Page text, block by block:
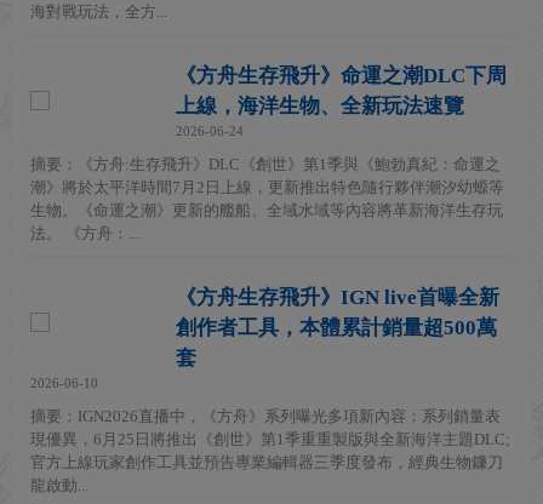
海對戰玩法，全方...
《方舟生存飛升》命運之潮DLC下周
上線，海洋生物、全新玩法速覽
2026-06-24
摘要：《方舟:生存飛升》DLC《創世》第1季與《鮑勃真紀：命運之
潮》將於太平洋時間7月2日上線，更新推出特色隨行夥伴潮汐幼螈等
生物。《命運之潮》更新的艦船、全域水域等內容將革新海洋生存玩
法。 《方舟：...
《方舟生存飛升》IGN live首曝全新
創作者工具，本體累計銷量超500萬
套
2026-06-10
摘要：IGN2026直播中，《方舟》系列曝光多項新內容：系列銷量表
現優異，6月25日將推出《創世》第1季重重製版與全新海洋主題DLC;
官方上線玩家創作工具並預告專業編輯器三季度發布，經典生物鐮刀
龍啟動...